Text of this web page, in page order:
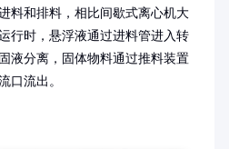
料和排料，相比间歇式离心机大
行时，悬浮液通过进料管进入转
液分离，固体物料通过推料装置
口流出。